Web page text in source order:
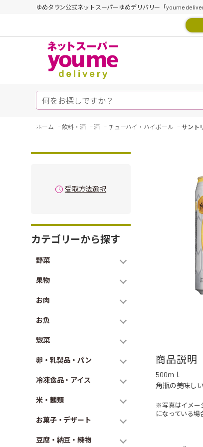
ゆめタウン公式ネットスーパーゆめデリバリー「youme
ホーム -飲料・酒 -酒 - チューハイ・ハイボール -サント
受取方法選択
カテゴリーから探す
野菜
果物
お肉
お魚
惣菜
卵・乳製品・パン
冷凍食品・アイス
米・麺類
お菓子・デザート
豆腐・納豆・練物
商品説明
500ｍｌ
角瓶の美味し
※写真はイメー
になっている場